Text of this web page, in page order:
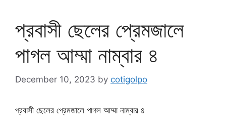
প্রবাসী ছেলের প্রেমজালে
পাগল আম্মা নাম্বার ৪
December 10, 2023 by cotigolpo
প্রবাসী ছেলের প্রেমজালে পাগল আম্মা নাম্বার ৪